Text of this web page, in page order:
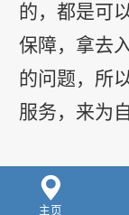
的，都是可
保障，拿去
的问题，所
服务，来为

主页